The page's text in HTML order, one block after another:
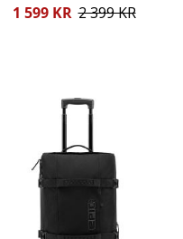
Reducerat
1 599 KR 2 399 KR